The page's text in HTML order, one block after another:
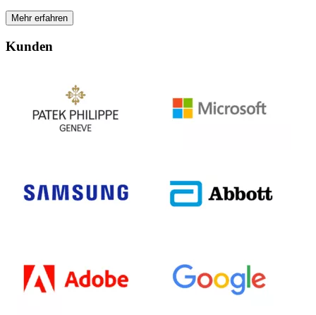
Mehr erfahren
Kunden